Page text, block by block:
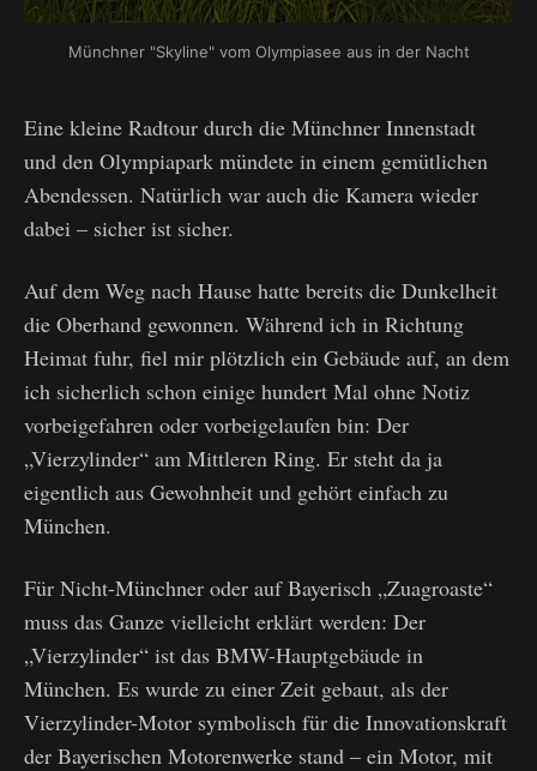
Münchner "Skyline" vom Olympiasee aus in der Nacht
Eine kleine Radtour durch die Münchner Innenstadt
und den Olympiapark mündete in einem gemütlichen
Abendessen. Natürlich war auch die Kamera wieder
dabei – sicher ist sicher.
Auf dem Weg nach Hause hatte bereits die Dunkelheit
die Oberhand gewonnen. Während ich in Richtung
Heimat fuhr, fiel mir plötzlich ein Gebäude auf, an dem
ich sicherlich schon einige hundert Mal ohne Notiz
vorbeigefahren oder vorbeigelaufen bin: Der
„Vierzylinder“ am Mittleren Ring. Er steht da ja
eigentlich aus Gewohnheit und gehört einfach zu
München.
Für Nicht-Münchner oder auf Bayerisch „Zuagroaste“
muss das Ganze vielleicht erklärt werden: Der
„Vierzylinder“ ist das BMW-Hauptgebäude in
München. Es wurde zu einer Zeit gebaut, als der
Vierzylinder-Motor symbolisch für die Innovationskraft
der Bayerischen Motorenwerke stand – ein Motor, mit